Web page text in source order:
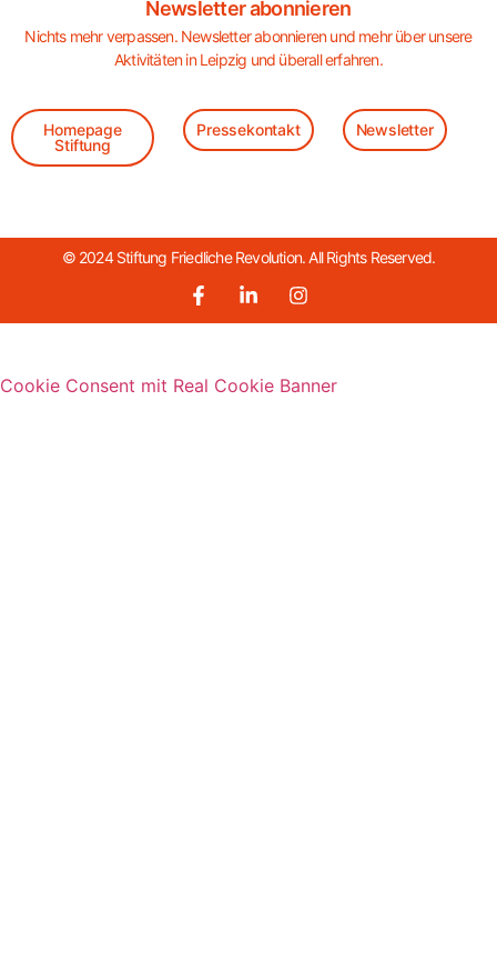
Newsletter abonnieren
Nichts mehr verpassen. Newsletter abonnieren und mehr über unsere
Aktivitäten in Leipzig und überall erfahren.
Homepage
Stiftung
Pressekontakt Newsletter
© 2024 Stiftung Friedliche Revolution. All Rights Reserved.
Cookie Consent mit Real Cookie Banner